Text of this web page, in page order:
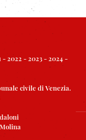
- 2022 - 2023 - 2024 -
civile di Venezia.